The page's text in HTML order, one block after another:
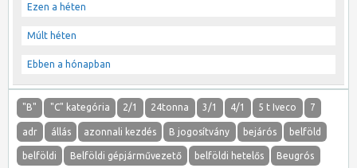
Ezen a héten
Múlt héten
Ebben a hónapban
"B" "C" kategória 2/1 24tonna 3/1 4/1 5 t Iveco 7
adr állás azonnali kezdés B jogosítvány bejárós belföld
belföldi Belföldi gépjárművezető belföldi hetelős Beugrós